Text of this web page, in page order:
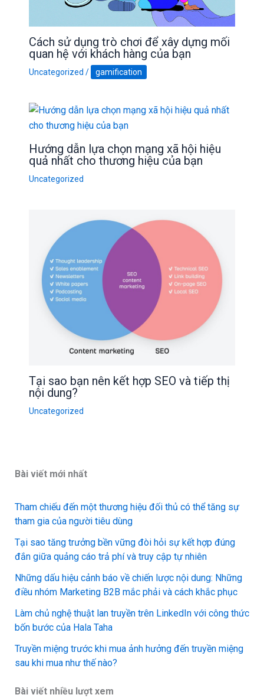
Cách sử dụng trò chơi để xây dựng mối
quan hệ với khách hàng của bạn
Uncategorized / gamification
Hướng dẫn lựa chọn mạng xã hội hiệu
quả nhất cho thương hiệu của bạn
Uncategorized
Tại sao bạn nên kết hợp SEO và tiếp thị
nội dung?
Uncategorized
Bài viết mới nhất
Tham chiếu đến một thương hiệu đối thủ có thể tăng sự
tham gia của người tiêu dùng
Tại sao tăng trưởng bền vững đòi hỏi sự kết hợp đúng
đắn giữa quảng cáo trả phí và truy cập tự nhiên
Những dấu hiệu cảnh báo về chiến lược nội dung: Những
điều nhóm Marketing B2B mắc phải và cách khắc phục
Làm chủ nghệ thuật lan truyền trên LinkedIn với công thức
bốn bước của Hala Taha
Truyền miệng trước khi mua ảnh hưởng đến truyền miệng
sau khi mua như thế nào?
Bài viết nhiều lượt xem